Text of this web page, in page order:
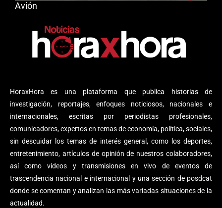
HoraxHora es una plataforma que publica historias de
investigación, reportajes, enfoques noticiosos, nacionales e
internacionales, escritas por periodistas profesionales,
comunicadores, expertos en temas de economía, política, sociales,
sin descuidar los temas de interés general, como los deportes,
entretenimiento, artículos de opinión de nuestros colaboradores,
así como videos y transmisiones en vivo de eventos de
trascendencia nacional e internacional y una sección de posdcat
donde se comentan y analizan las más variadas situaciones de la
actualidad.
Avión